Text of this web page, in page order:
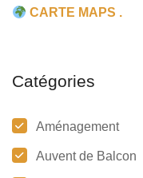
CARTE MAPS .
Catégories
Aménagement
Auvent de Balcon